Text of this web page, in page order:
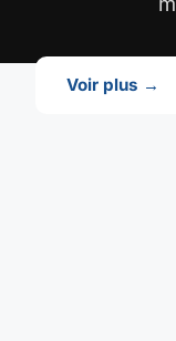
Voir plus →